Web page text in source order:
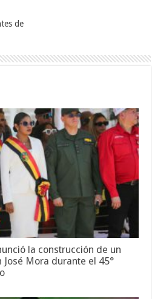
de
la construcción de un
José Mora durante el 45°